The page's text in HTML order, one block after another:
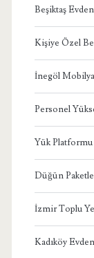
Beşiktaş
Kişiye Özel
İnegöl Mobilya
Personel
Yük
Düğün
İzmir Toplu
Kadıköy